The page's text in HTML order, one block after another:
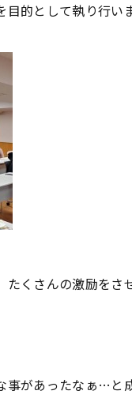
目的として執り行い
くさんの激励をさ
事があったなぁ…と